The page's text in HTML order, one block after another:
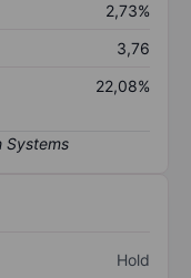
2,73%
3,76
22,08%
Hold